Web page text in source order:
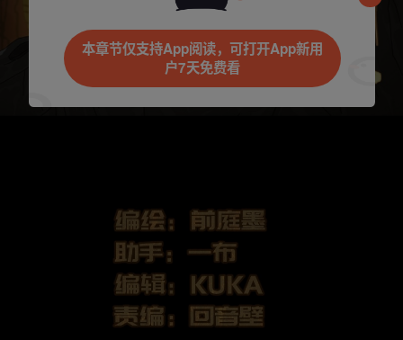
本章节仅支持App阅读，可打开App新用
户7天免费看